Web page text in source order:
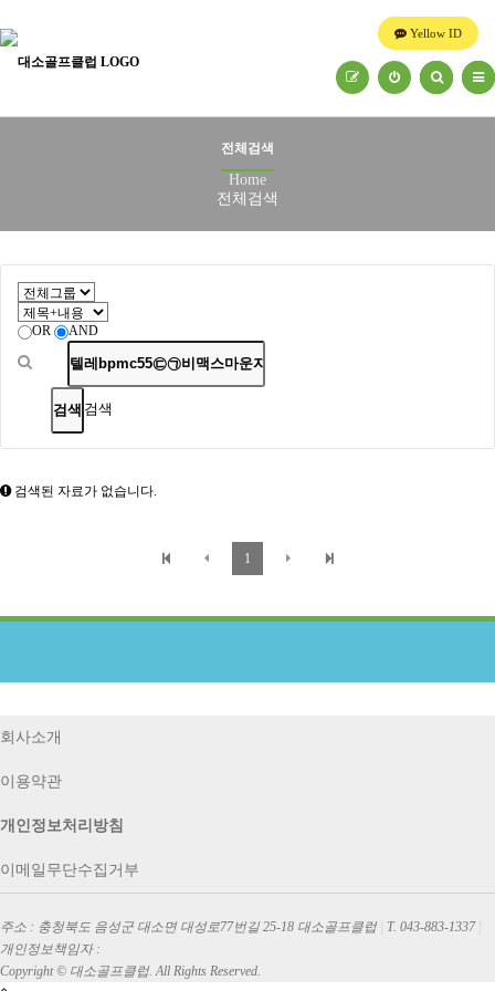
Yellow ID
전체검색
Home
전체검색
OR AND
검색
검색된 자료가 없습니다.
1
회사소개
이용약관
개인정보처리방침
이메일무단수집거부
주소 : 충청북도 음성군 대소면 대성로77번길 25-18 대소골프클럽 T. 043-883-1337
개인정보책임자 :
Copyright © 대소골프클럽. All Rights Reserved.